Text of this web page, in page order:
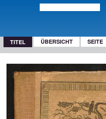
TITEL ÜBERSICHT SEITE